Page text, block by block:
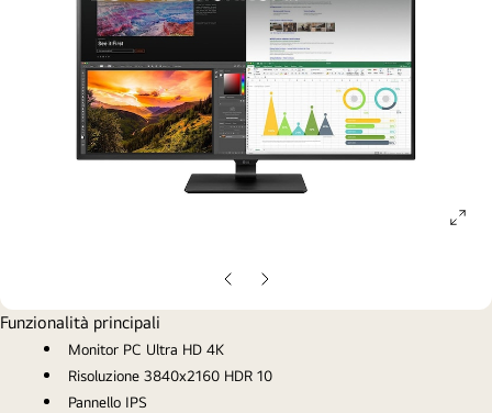
Slide
precedente
Slide
successiva
Funzionalità principali
Monitor PC Ultra HD 4K
Risoluzione 3840x2160 HDR 10
Pannello IPS